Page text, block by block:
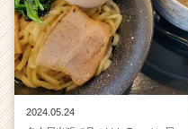
2024.05.24